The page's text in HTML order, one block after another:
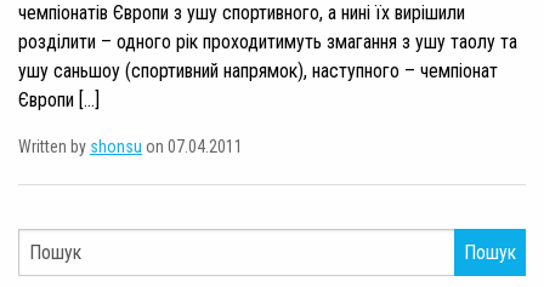
чемпіонатів Європи з ушу спортивного, а нині їх вирішили
розділити – одного рік проходитимуть змагання з ушу таолу та
ушу саньшоу (спортивний напрямок), наступного – чемпіонат
Європи […]
Written by shonsu on 07.04.2011
Пошук